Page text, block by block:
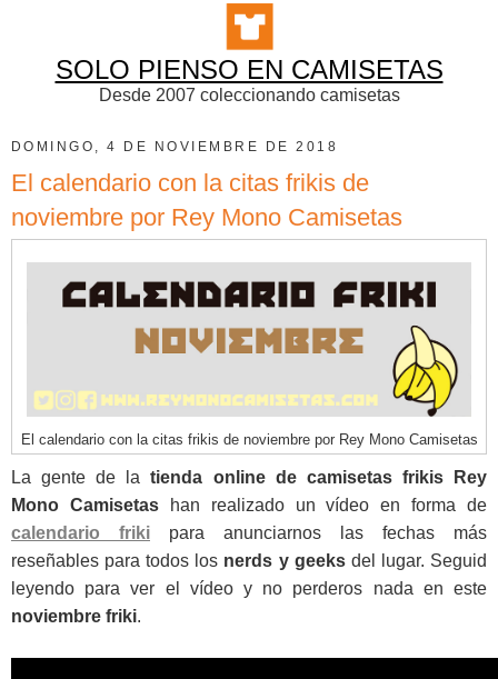
SOLO PIENSO EN CAMISETAS
Desde 2007 coleccionando camisetas
DOMINGO, 4 DE NOVIEMBRE DE 2018
El calendario con la citas frikis de
noviembre por Rey Mono Camisetas
El calendario con la citas frikis de noviembre por Rey Mono Camisetas
La gente de latienda online de camisetas frikis Rey
Mono Camisetashan realizado un vídeo en forma de
calendario friki
para anunciarnos las fechas más
reseñables para todos los nerds y geeksdel lugar. Seguid
leyendo para ver el vídeo y no perderos nada en este
noviembre friki.